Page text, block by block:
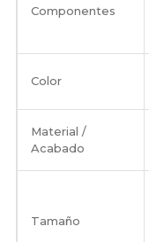
Componentes
Color
Material /
Acabado
Tamaño